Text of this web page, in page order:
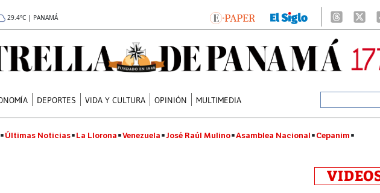
29.4°C | PANAMÁ
DEPORTES VIDA Y CULTURA OPINIÓN MULTIMEDIA
Últimas Noticias La Llorona Venezuela José Raúl Mulino Asamblea Nacional Cepanim